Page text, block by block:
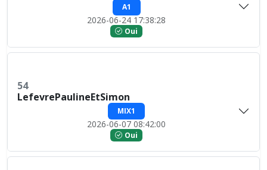
A1
2026-06-24 17:38:28
Oui
54
LefevrePaulineEtSimon
MIX1
2026-06-07 08:42:00
Oui